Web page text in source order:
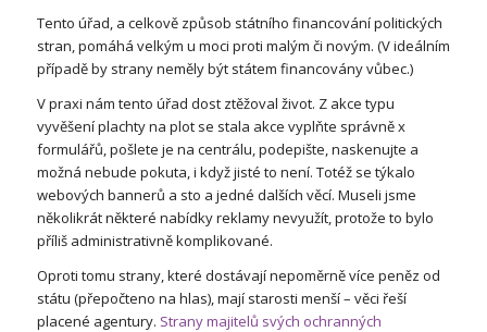
Tento úřad, a celkově způsob státního financování politických
stran, pomáhá velkým u moci proti malým či novým. (V ideálním
případě by strany neměly být státem financovány vůbec.)
V praxi nám tento úřad dost ztěžoval život. Z akce typu
vyvěšení plachty na plot se stala akce vyplňte správně x
formulářů, pošlete je na centrálu, podepište, naskenujte a
možná nebude pokuta, i když jisté to není. Totéž se týkalo
webových bannerů a sto a jedné dalších věcí. Museli jsme
několikrát některé nabídky reklamy nevyužít, protože to bylo
příliš administrativně komplikované.
Oproti tomu strany, které dostávají nepoměrně více peněz od
státu (přepočteno na hlas), mají starosti menší – věci řeší
placené agentury. Strany majitelů svých ochranných